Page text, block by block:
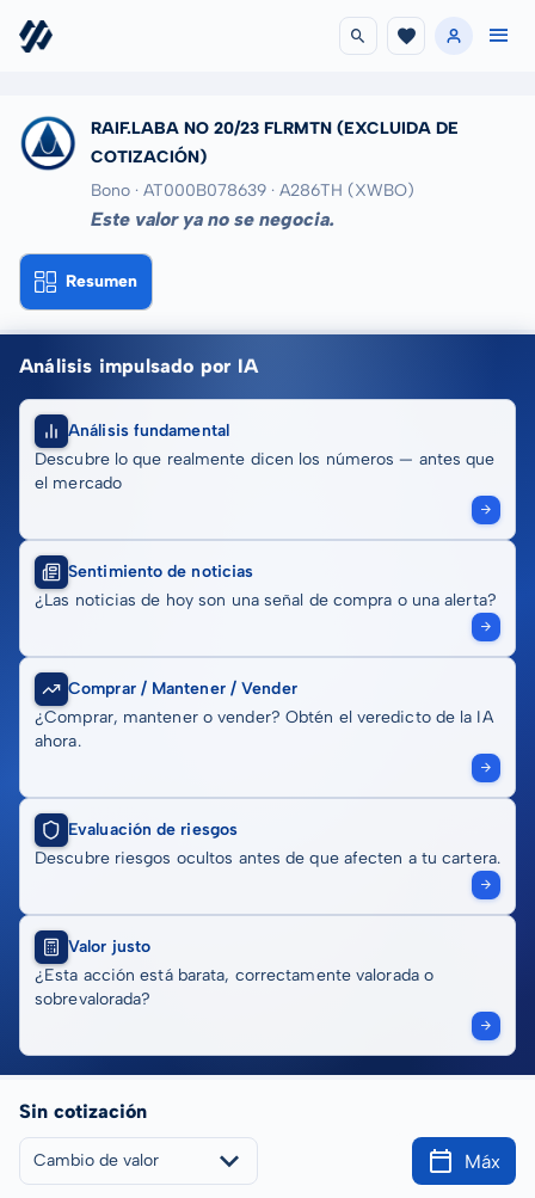
RAIF.LABA NO 20/23 FLRMTN (EXCLUIDA DE
COTIZACIÓN)
Bono · AT000B078639 · A286TH (XWBO)
Este valor ya no se negocia.
Resumen
Análisis impulsado por IA
Análisis fundamental
Descubre lo que realmente dicen los números — antes que
el mercado
Sentimiento de noticias
¿Las noticias de hoy son una señal de compra o una alerta?
Comprar / Mantener / Vender
¿Comprar, mantener o vender? Obtén el veredicto de la IA
ahora.
Evaluación de riesgos
Descubre riesgos ocultos antes de que afecten a tu cartera.
Valor justo
¿Esta acción está barata, correctamente valorada o
sobrevalorada?
Sin cotización
Cambio de valor Máx